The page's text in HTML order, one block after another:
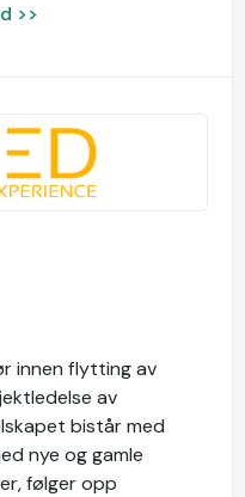
>>
innen flytting av
av
bistår med
nye og gamle
følger opp